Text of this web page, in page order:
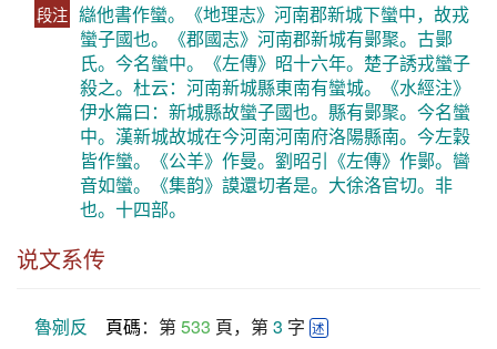
段注 䜌他書作蠻。《地理志》河南郡新城下蠻中，故戎
蠻子國也。《郡國志》河南郡新城有鄤聚。古鄤
氏。今名蠻中。《左傳》昭十六年。楚子誘戎蠻子
殺之。杜云：河南新城縣東南有蠻城。《水經注》
伊水篇曰：新城縣故蠻子國也。縣有鄤聚。今名蠻
中。漢新城故城在今河南河南府洛陽縣南。今左穀
皆作蠻。《公羊》作曼。劉昭引《左傳》作鄤。曫
音如蠻。《集韵》謨還切者是。大徐洛官切。非
也。十四部。
说文系传
魯剜反 頁碼：第 533 頁，第 3 字 述